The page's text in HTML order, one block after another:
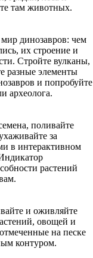
там животных.
динозавров: чем
их строение и
Стройте вулканы,
разные элементы
и попробуйте
археолога.
поливайте
за
в интерактивном
растений
и оживляйте
овощей и
на песке
контуром.